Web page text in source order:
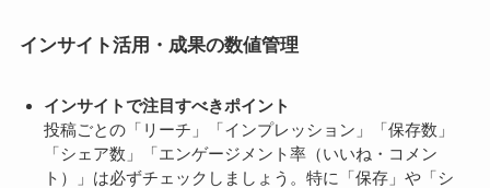
インサイト活用・成果の数値管理
インサイトで注目すべきポイント
投稿ごとの「リーチ」「インプレッション」「保存数」
「シェア数」「エンゲージメント率（いいね・コメン
ト）」は必ずチェックしましょう。特に「保存」や「シ